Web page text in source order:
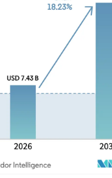
画像 © Mordor